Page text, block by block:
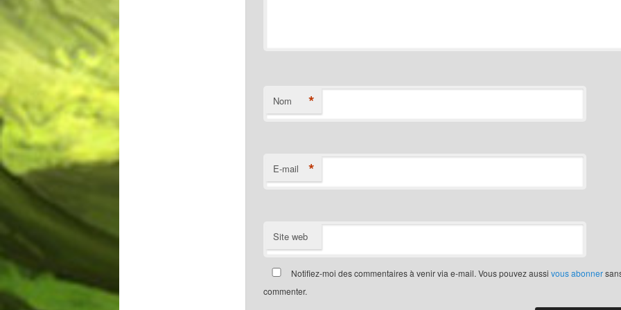
Nom *
E-mail *
Site web
Notifiez-moi des commentaires à venir via e-mail. Vous pouvez aussi vous abonner
commenter.